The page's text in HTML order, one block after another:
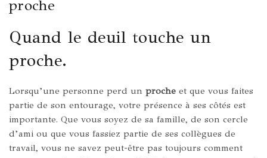
proche
Quand le deuil touche un
proche.
Lorsqu’une personne perd un proche et que vous faites
partie de son entourage, votre présence à ses côtés est
importante. Que vous soyez de sa famille, de son cercle
d’ami ou que vous fassiez partie de ses collègues de
travail, vous ne savez peut-être pas toujours comment